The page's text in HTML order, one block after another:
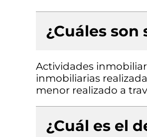
¿Cuáles
Actividades
inmobiliarias
menor realizado a
¿Cuál es el